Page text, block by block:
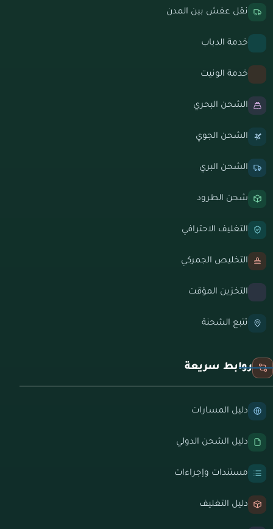
نقل عفش بين المدن
خدمة الدباب
خدمة الونيت
الشحن البحري
الشحن الجوي
الشحن البري
شحن الطرود
التغليف الاحترافي
التخليص الجمركي
التخزين المؤقت
تتبع الشحنة
روابط سريعة
دليل المسارات
دليل الشحن الدولي
مستندات وإجراءات
دليل التغليف